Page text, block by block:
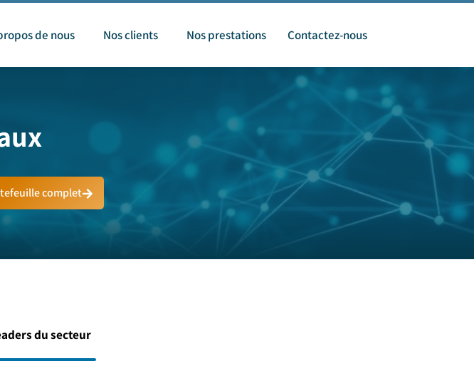
de nous Nos clients Nos prestations Contactez-nous
complet
du secteur